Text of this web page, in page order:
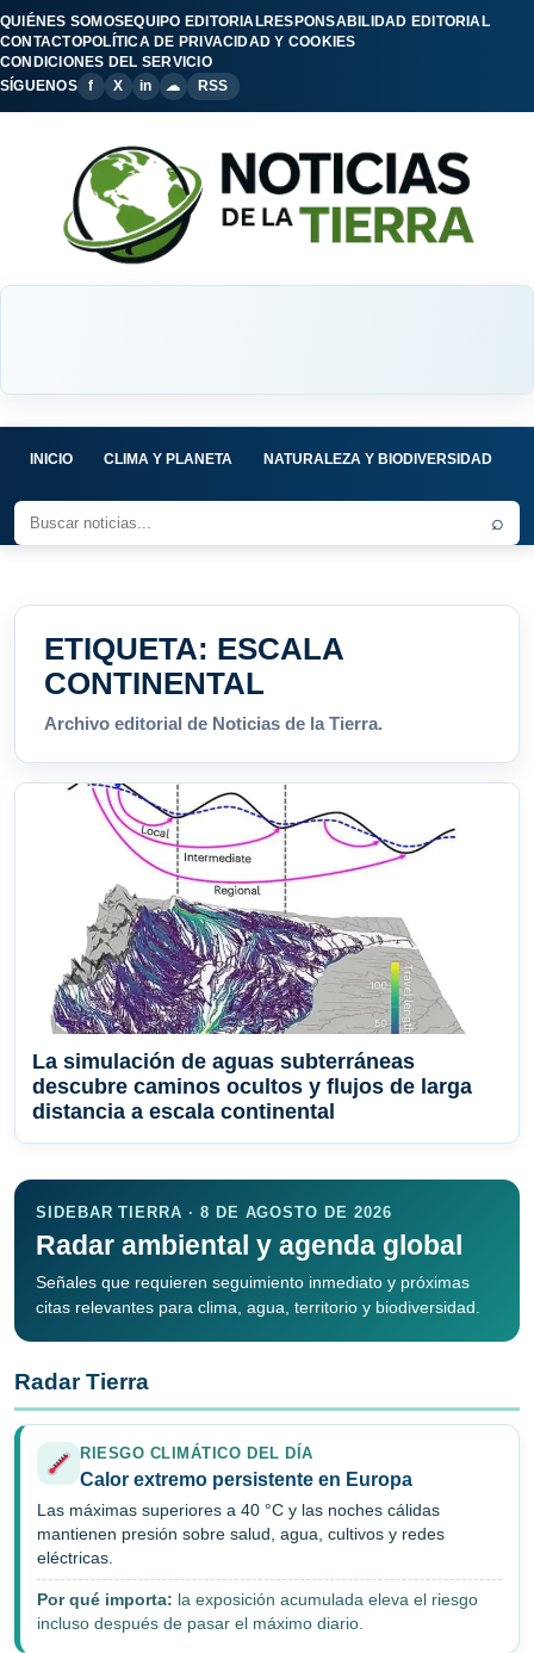
QUIÉNES SOMOSEQUIPO EDITORIALRESPONSABILIDAD EDITORIAL
CONTACTOPOLÍTICA DE PRIVACIDAD Y COOKIES
CONDICIONES DEL SERVICIO
SÍGUENOS
f X in ☁ RSS
INICIO CLIMA Y PLANETA NATURALEZA Y BIODIVERSIDAD
⌕
ETIQUETA: ESCALA
CONTINENTAL
Archivo editorial de Noticias de la Tierra.
La simulación de aguas subterráneas
descubre caminos ocultos y flujos de larga
distancia a escala continental
SIDEBAR TIERRA · 8 DE AGOSTO DE 2026
Radar ambiental y agenda global
Señales que requieren seguimiento inmediato y próximas
citas relevantes para clima, agua, territorio y biodiversidad.
Radar Tierra
RIESGO CLIMÁTICO DEL DÍA
Calor extremo persistente en Europa
Las máximas superiores a 40 °C y las noches cálidas
mantienen presión sobre salud, agua, cultivos y redes
eléctricas.
Por qué importa: la exposición acumulada eleva el riesgo
incluso después de pasar el máximo diario.